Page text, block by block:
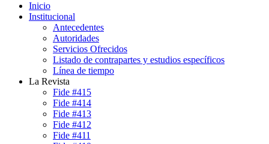
Inicio
Institucional
Antecedentes
Autoridades
Servicios Ofrecidos
Listado de contrapartes y estudios específicos
Línea de tiempo
La Revista
Fide #415
Fide #414
Fide #413
Fide #412
Fide #411